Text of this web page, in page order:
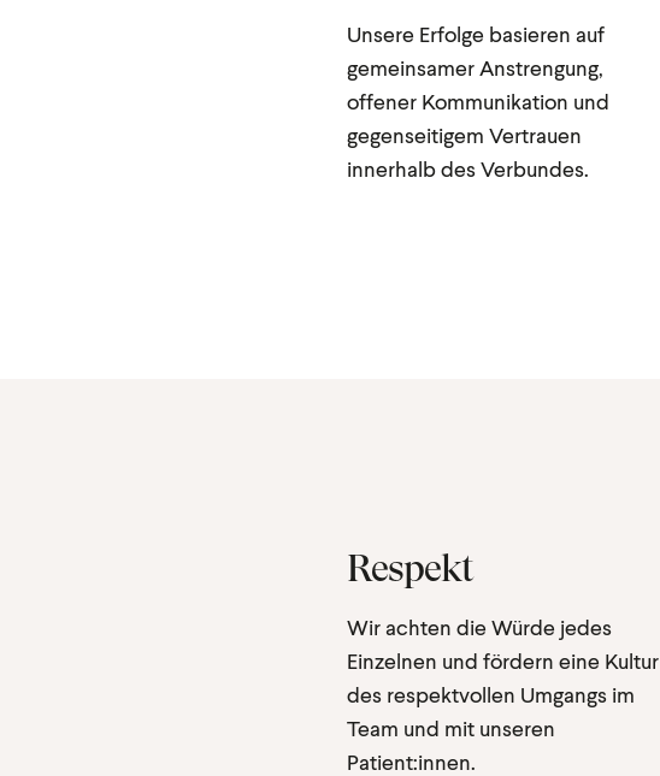
Unsere Erfolge basieren auf
gemeinsamer Anstrengung,
offener Kommunikation und
gegenseitigem Vertrauen
innerhalb des Verbundes.
Respekt
Wir achten die Würde jedes
Einzelnen und fördern eine Kultur
des respektvollen Umgangs im
Team und mit unseren
Patient:innen.